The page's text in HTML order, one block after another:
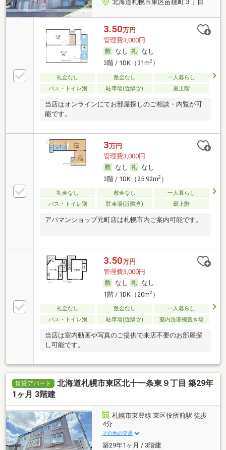
北海道札幌市東区苗穂町３丁目
3.50万円
管理費3,000円
なし
なし
3階 / 1DK（31m2）
礼金なし 敷金なし
一人暮らし
バス・トイレ別
駐車場(近隣含) 最上階
当店はオンラインにてお部屋探しのご相談・内覧が可
能です。
3万円
管理費3,000円
なし
なし
3階 / 1DK（25.92m2）
礼金なし 敷金なし
一人暮らし
バス・トイレ別
駐車場(近隣含) 最上階
アパマンショップ元町店は札幌市内ご案内可能です。
3.50万円
管理費3,000円
なし
なし
1階 / 1DK（20m2）
礼金なし 敷金なし
一人暮らし
バス・トイレ別
駐車場(近隣含) 室内洗濯機置き場
当店は室内動画や写真のご提供で来店不要のお部屋探
し可能です。
賃貸アパート
北海道札幌市東区北十一条東９丁目 築29年
1ヶ月 3階建
札幌市東豊線 東区役所前駅 徒歩
4分
その他の交通
築29年1ヶ月 / 3階建